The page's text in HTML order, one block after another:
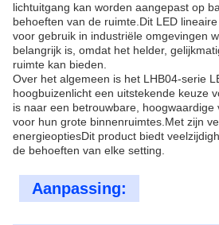
lichtuitgang kan worden aangepast op
behoeften van de ruimte.Dit LED
voor gebruik in industriële omgevingen
belangrijk is, omdat het helder,
ruimte kan bieden.
Over het algemeen is het LHB04-serie
hoogbuizenlicht een uitstekende keuze
is naar een betrouwbare, hoogwaardige
voor hun grote binnenruimtes.Met zijn
energieoptiesDit product biedt
de behoeften van elke setting.
Aanpassing: